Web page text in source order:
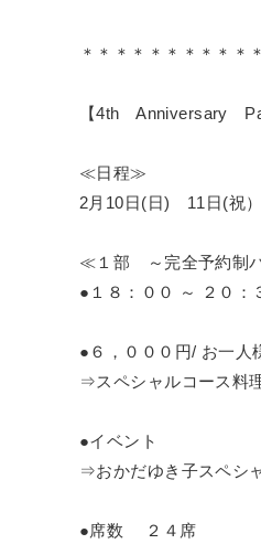
＊＊＊＊＊＊＊＊＊＊
【4th Anniversary
≪日程≫
2月10日(日) 11日(祝）
≪１部 ～完全予約制
●１８：００ ～ ２０：
●６，０００円/ お一人
⇒スペシャルコース料
●イベント
⇒おかだゆき子スペシ
●席数 ２４席